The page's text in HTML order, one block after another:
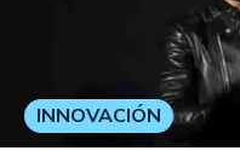
INNOVACIÓN